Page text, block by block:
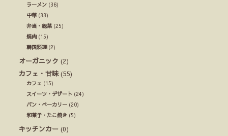
ラーメン (36)
中華(33)
弁当・総菜 (25)
焼肉 (15)
韓国料理(2)
オーガニック (2)
カフェ・甘味(55)
カフェ (15)
スイーツ・デザート (24)
パン・ベーカリー (20)
和菓子・たこ焼き (5)
キッチンカー (0)